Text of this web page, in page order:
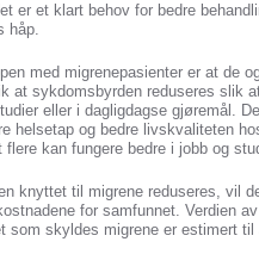
er et klart behov for bedre
håp.
med migrenepasienter er at de
at sykdomsbyrden reduseres slik
eller i dagligdagse gjøremål.
helsetap og bedre livskvaliteten
kan fungere bedre i jobb og
knyttet til migrene reduseres, vil
for samfunnet. Verdien
som skyldes migrene er estimert til